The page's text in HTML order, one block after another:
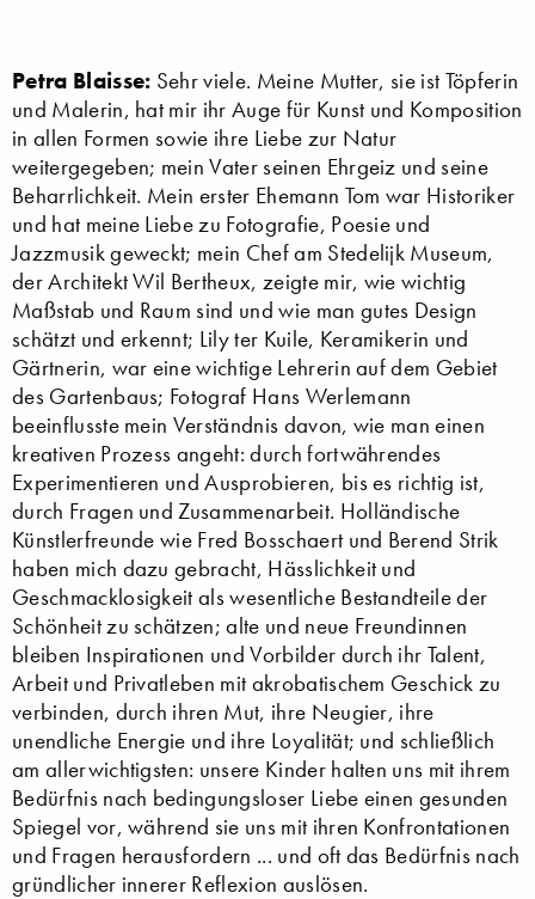
Petra Blaisse: Sehr viele. Meine Mutter, sie ist Töpferin
und Malerin, hat mir ihr Auge für Kunst und Komposition
in allen Formen sowie ihre Liebe zur Natur
weitergegeben; mein Vater seinen Ehrgeiz und seine
Beharrlichkeit. Mein erster Ehemann Tom war Historiker
und hat meine Liebe zu Fotografie, Poesie und
Jazzmusik geweckt; mein Chef am Stedelijk Museum,
der Architekt Wil Bertheux, zeigte mir, wie wichtig
Maßstab und Raum sind und wie man gutes Design
schätzt und erkennt; Lily ter Kuile, Keramikerin und
Gärtnerin, war eine wichtige Lehrerin auf dem Gebiet
des Gartenbaus; Fotograf Hans Werlemann
beeinflusste mein Verständnis davon, wie man einen
kreativen Prozess angeht: durch fortwährendes
Experimentieren und Ausprobieren, bis es richtig ist,
durch Fragen und Zusammenarbeit. Holländische
Künstlerfreunde wie Fred Bosschaert und Berend Strik
haben mich dazu gebracht, Hässlichkeit und
Geschmacklosigkeit als wesentliche Bestandteile der
Schönheit zu schätzen; alte und neue Freundinnen
bleiben Inspirationen und Vorbilder durch ihr Talent,
Arbeit und Privatleben mit akrobatischem Geschick zu
verbinden, durch ihren Mut, ihre Neugier, ihre
unendliche Energie und ihre Loyalität; und schließlich
am allerwichtigsten: unsere Kinder halten uns mit ihrem
Bedürfnis nach bedingungsloser Liebe einen gesunden
Spiegel vor, während sie uns mit ihren Konfrontationen
und Fragen herausfordern ... und oft das Bedürfnis nach
gründlicher innerer Reflexion auslösen.